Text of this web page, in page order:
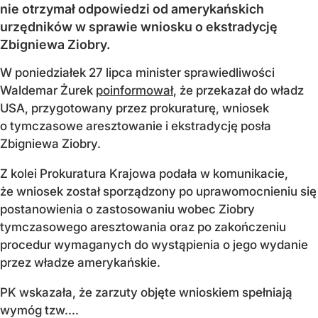
nie otrzymał odpowiedzi od amerykańskich
urzędników w sprawie wniosku o ekstradycję
Zbigniewa Ziobry.
W poniedziałek 27 lipca minister sprawiedliwości
Waldemar Żurek poinformował, że przekazał do władz
USA, przygotowany przez prokuraturę, wniosek
o tymczasowe aresztowanie i ekstradycję posła
Zbigniewa Ziobry.
Z kolei Prokuratura Krajowa podała w komunikacie,
że wniosek został sporządzony po uprawomocnieniu się
postanowienia o zastosowaniu wobec Ziobry
tymczasowego aresztowania oraz po zakończeniu
procedur wymaganych do wystąpienia o jego wydanie
przez władze amerykańskie.
PK wskazała, że zarzuty objęte wnioskiem spełniają
wymóg tzw....